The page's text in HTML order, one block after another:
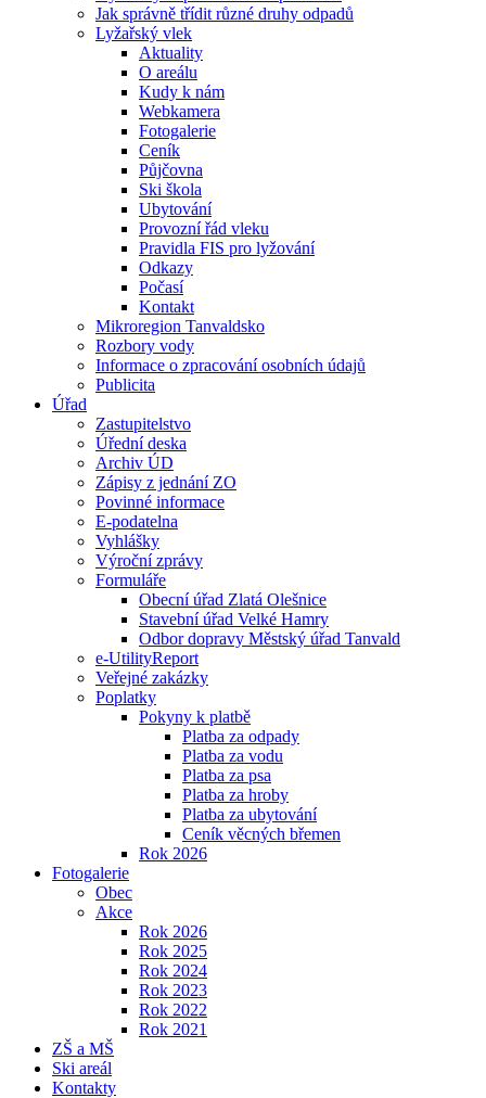
Jak správně třídit různé druhy odpadů
Lyžařský vlek
Aktuality
O areálu
Kudy k nám
Webkamera
Fotogalerie
Ceník
Půjčovna
Ski škola
Ubytování
Provozní řád vleku
Pravidla FIS pro lyžování
Odkazy
Počasí
Kontakt
Mikroregion Tanvaldsko
Rozbory vody
Informace o zpracování osobních údajů
Publicita
Úřad
Zastupitelstvo
Úřední deska
Archiv ÚD
Zápisy z jednání ZO
Povinné informace
E-podatelna
Vyhlášky
Výroční zprávy
Formuláře
Obecní úřad Zlatá Olešnice
Stavební úřad Velké Hamry
Odbor dopravy Městský úřad Tanvald
e-UtilityReport
Veřejné zakázky
Poplatky
Pokyny k platbě
Platba za odpady
Platba za vodu
Platba za psa
Platba za hroby
Platba za ubytování
Ceník věcných břemen
Rok 2026
Fotogalerie
Obec
Akce
Rok 2026
Rok 2025
Rok 2024
Rok 2023
Rok 2022
Rok 2021
ZŠ a MŠ
Ski areál
Kontakty